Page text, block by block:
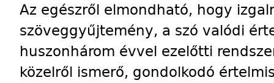
Az egészről elmondható, hogy
szöveggyűjtemény, a szó valódi
huszonhárom évvel ezelőtti
közelről ismerő, gondolkodó